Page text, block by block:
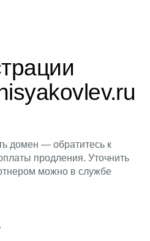
домен — обратитесь к
продления. Уточнить
можно в службе